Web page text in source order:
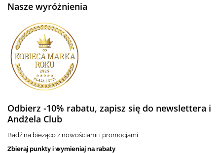
Nasze wyróżnienia
Odbierz -10% rabatu, zapisz się do newslettera i
Andżela Club
Badź na bieżąco z nowościami i promocjami
Zbieraj punkty i wymieniaj na rabaty